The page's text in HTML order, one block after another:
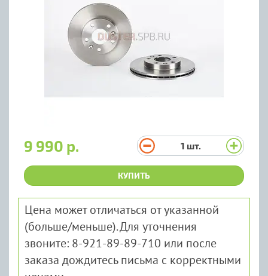
9 990 р. 1 шт.
КУПИТЬ
Цена может отличаться от указанной
(больше/меньше). Для уточнения
звоните: 8-921-89-89-710 или после
заказа дождитесь письма с корректными